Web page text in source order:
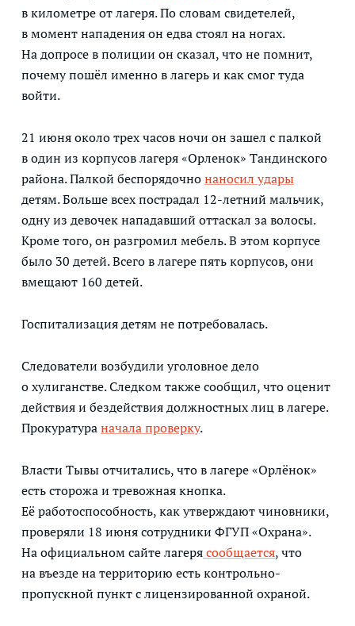
в километре от лагеря. По словам свидетелей,
в момент нападения он едва стоял на ногах.
На допросе в полиции он сказал, что не помнит,
почему пошёл именно в лагерь и как смог туда
войти.
21 июня около трех часов ночи он зашел с палкой
в один из корпусов лагеря «Орленок» Тандинского
района. Палкой беспорядочнонаносил удары
детям. Больше всех пострадал 12-летний мальчик,
одну из девочек нападавший оттаскал за волосы.
Кроме того, он разгромил мебель. В этом корпусе
было 30 детей. Всего в лагере пять корпусов, они
вмещают 160 детей.
Госпитализация детям не потребовалась.
Следователи возбудили уголовное дело
о хулиганстве. Следком также сообщил, что оценит
действия и бездействия должностных лиц в лагере.
Прокуратураначала проверку.
Власти Тывы отчитались, что в лагере «Орлёнок»
есть сторожа и тревожная кнопка.
Её работоспособность, как утверждают чиновники,
проверяли 18 июня сотрудники ФГУП «Охрана».
На официальном сайте лагерясообщается, что
на въезде на территорию есть контрольно-
пропускной пункт с лицензированной охраной.